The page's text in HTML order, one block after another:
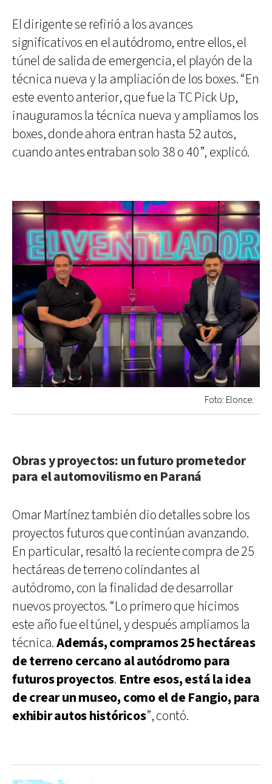
El dirigente se refirió a los avances
significativos en el autódromo, entre ellos, el
túnel de salida de emergencia, el playón de la
técnica nueva y la ampliación de los boxes. “En
este evento anterior, que fue la TC Pick Up,
inauguramos la técnica nueva y ampliamos los
boxes, donde ahora entran hasta 52 autos,
cuando antes entraban solo 38 o 40”, explicó.
Foto: Elonce.
Obras y proyectos: un futuro prometedor
para el automovilismo en Paraná
Omar Martínez también dio detalles sobre los
proyectos futuros que continúan avanzando.
En particular, resaltó la reciente compra de 25
hectáreas de terreno colindantes al
autódromo, con la finalidad de desarrollar
nuevos proyectos. “Lo primero que hicimos
este año fue el túnel, y después ampliamos la
técnica.Además, compramos 25 hectáreas
de terreno cercano al autódromo para
futuros proyectos. Entre esos, está la idea
de crear un museo, como el de Fangio, para
exhibir autos históricos”, contó.